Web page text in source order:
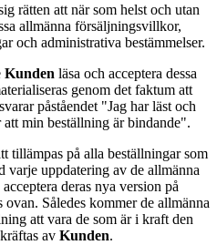
rätten att när som helst och utan
allmänna försäljningsvillkor,
och administrativa bestämmelser.
Kunden läsa och acceptera dessa
genom det faktum att
påståendet "Jag har läst och
min beställning är bindande".
tillämpas på alla beställningar som
varje uppdatering av de allmänna
acceptera deras nya version på
Således kommer de allmänna
att vara de som är i kraft den
av Kunden.